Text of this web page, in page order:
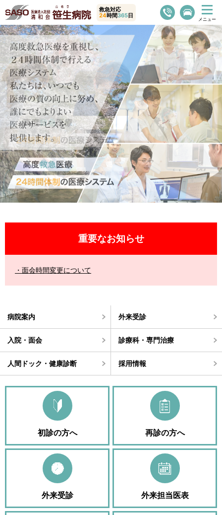
救急対応
24時間365日
重要なお知らせ
面会時間変更について
病院案内 外来受診
入院・面会 診療科・専門治療
人間ドック・健康診断 採用情報
初診の方へ 再診の方へ
外来受診 外来担当医表